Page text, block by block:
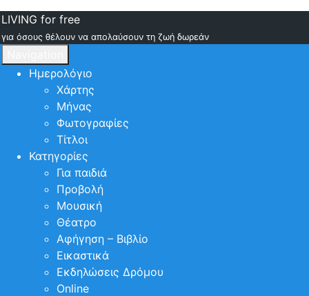
LIVING for free
για όσους θέλουν να απολαύσουν τη ζωή δωρεάν
Ημερολόγιο
Χάρτης
Μήνας
Φωτογραφίες
Τίτλοι
Κατηγορίες
Για παιδιά
Προβολή
Μουσική
Θέατρο
Αφήγηση – Βιβλίο
Εικαστικά
Εκδηλώσεις Δρόμου
Online